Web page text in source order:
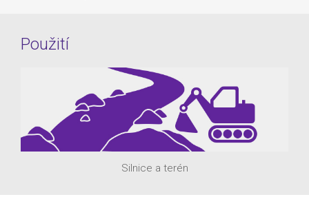
Použití
Silnice a terén